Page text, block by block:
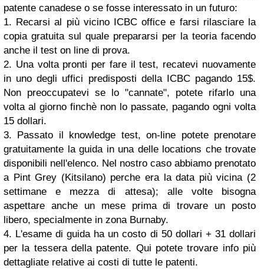
patente canadese o se fosse interessato in un futuro:
1. Recarsi al più vicino ICBC office e farsi rilasciare la
copia gratuita sul quale prepararsi per la teoria facendo
anche il test on line di prova.
2. Una volta pronti per fare il test, recatevi nuovamente
in uno degli uffici predisposti della ICBC pagando 15$.
Non preoccupatevi se lo "cannate", potete rifarlo una
volta al giorno finchè non lo passate, pagando ogni volta
15 dollari.
3. Passato il knowledge test, on-line potete prenotare
gratuitamente la guida in una delle locations che trovate
disponibili nell'elenco. Nel nostro caso abbiamo prenotato
a Pint Grey (Kitsilano) perche era la data più vicina (2
settimane e mezza di attesa); alle volte bisogna
aspettare anche un mese prima di trovare un posto
libero, specialmente in zona Burnaby.
4. L'esame di guida ha un costo di 50 dollari + 31 dollari
per la tessera della patente. Qui potete trovare info più
dettagliate relative ai costi di tutte le patenti.